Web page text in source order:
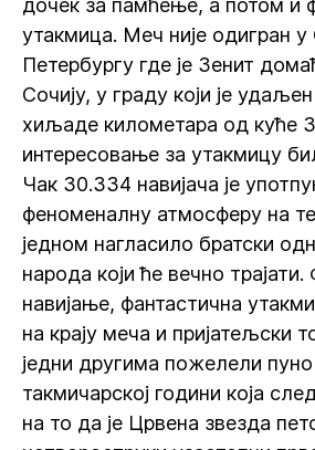
дочек за памћење, а потом и
утакмица. Меч није одигран у
Петербургу где је Зенит
Сочију, у граду који је
хиљаде километара од куће
интересовање за утакмицу
Чак 30.334 навијача је
феноменалну атмосферу на
једном нагласило братски
народа који ће вечно
навијање, фантастична
на крају меча и пријатељски
једни другима пожелели
такмичарској години која
на то да је Црвена звезда